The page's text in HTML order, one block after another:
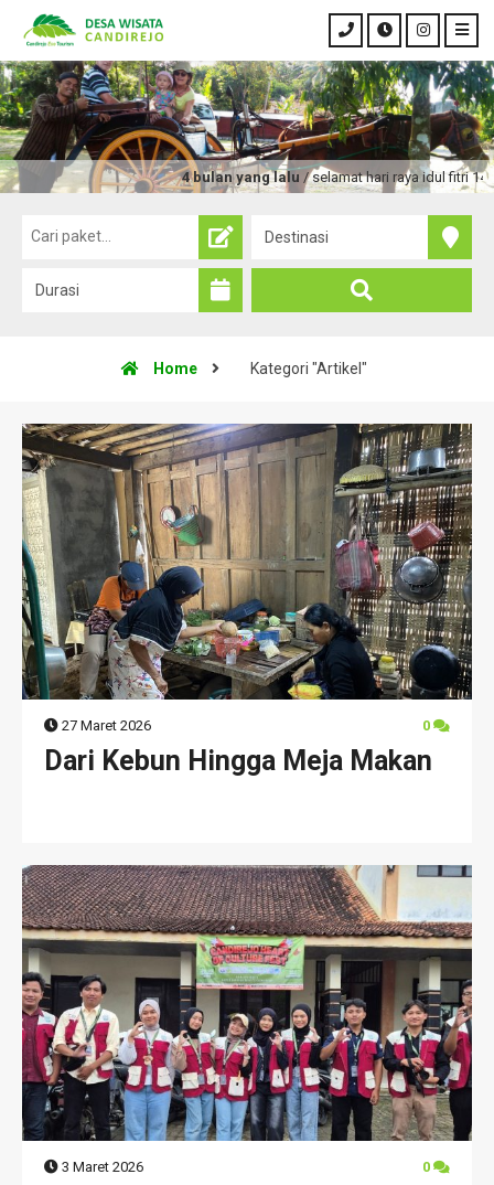
4 bulan yang lalu/ selamat hari raya idul fitri
Home Kategori "Artikel"
27 Maret 2026 0
Dari Kebun Hingga Meja Makan
3 Maret 2026 0